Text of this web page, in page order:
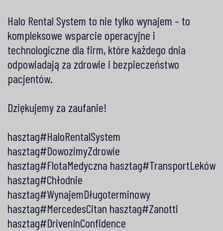
Halo Rental System to nie tylko wynajem – to
kompleksowe wsparcie operacyjne i
technologiczne dla firm, które każdego dnia
odpowiadają za zdrowie i bezpieczeństwo
pacjentów.
Dziękujemy za zaufanie!
hasztag#HaloRentalSystem
hasztag#DowozimyZdrowie
hasztag#FlotaMedyczna hasztag#TransportLeków
hasztag#Chłodnie
hasztag#WynajemDługoterminowy
hasztag#MercedesCitan hasztag#Zanotti
hasztag#DrivenInConfidence